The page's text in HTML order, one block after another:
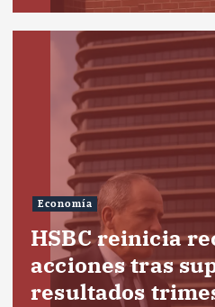
Economía
HSBC reinicia
acciones tras
resultados